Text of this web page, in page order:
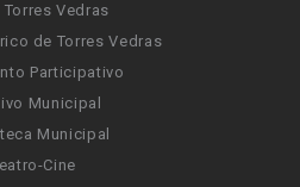
Vedras
de Torres Vedras
Participativo
Municipal
Municipal
Cine